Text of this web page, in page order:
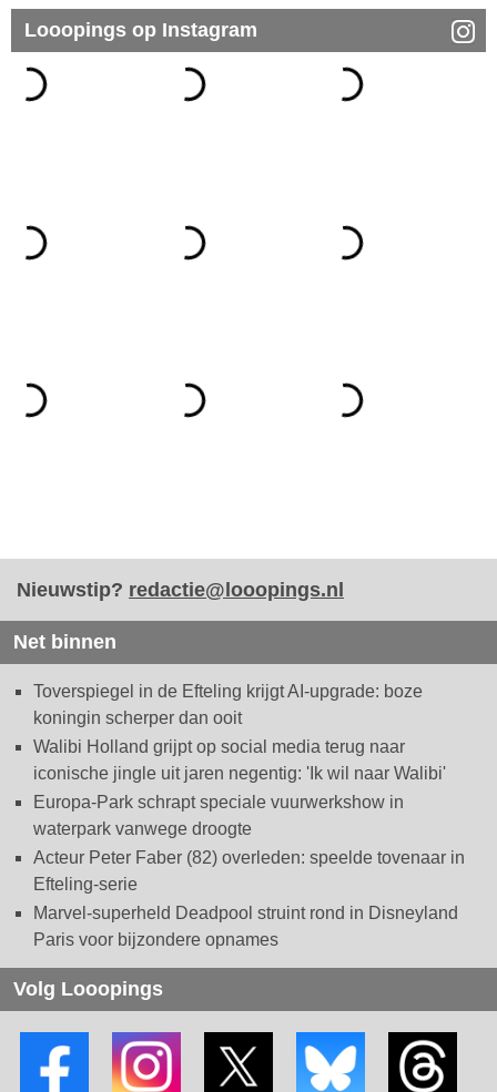
Looopings op Instagram
Nieuwstip? redactie@looopings.nl
Net binnen
Toverspiegel in de Efteling krijgt AI-upgrade: boze
koningin scherper dan ooit
Walibi Holland grijpt op social media terug naar
iconische jingle uit jaren negentig: 'Ik wil naar Walibi'
Europa-Park schrapt speciale vuurwerkshow in
waterpark vanwege droogte
Acteur Peter Faber (82) overleden: speelde tovenaar in
Efteling-serie
Marvel-superheld Deadpool struint rond in Disneyland
Paris voor bijzondere opnames
Volg Looopings